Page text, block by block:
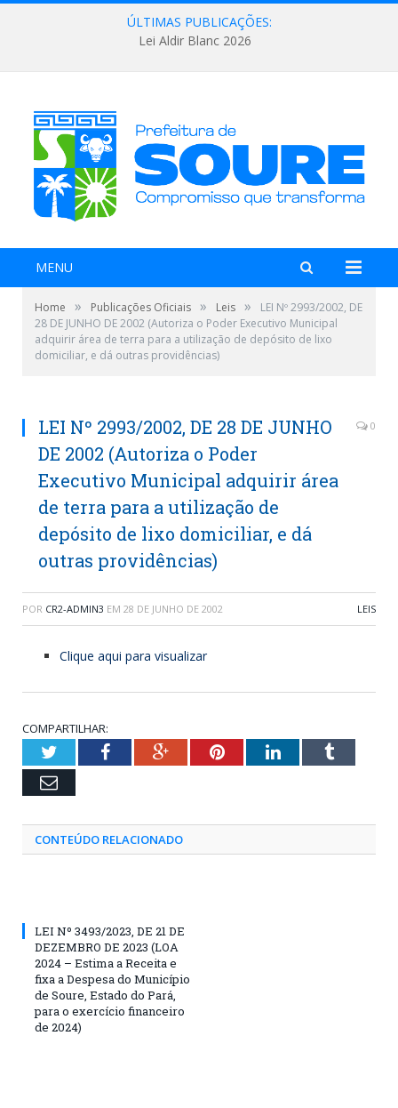
ÚLTIMAS PUBLICAÇÕES:
Lei Aldir Blanc 2026
MENU
Home » Publicações Oficiais » Leis »
LEI Nº 2993/2002, DE
28 DE JUNHO DE 2002 (Autoriza o Poder Executivo Municipal
adquirir área de terra para a utilização de depósito de lixo
domiciliar, e dá outras providências)
LEI Nº 2993/2002, DE 28 DE JUNHO
DE 2002 (Autoriza o Poder
Executivo Municipal adquirir área
de terra para a utilização de
depósito de lixo domiciliar, e dá
outras providências)
0
POR CR2-ADMIN3 EM 28 DE JUNHO DE 2002 LEIS
Clique aqui para visualizar
COMPARTILHAR:
TwitterFacebookGoogle+PinterestLinkedInTumblr
Email
CONTEÚDO RELACIONADO
LEI Nº 3493/2023, DE 21 DE
DEZEMBRO DE 2023 (LOA
2024 – Estima a Receita e
fixa a Despesa do Município
de Soure, Estado do Pará,
para o exercício financeiro
de 2024)